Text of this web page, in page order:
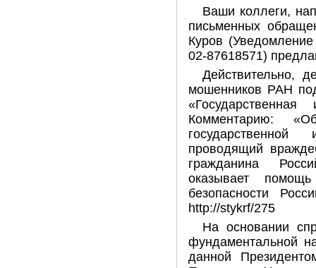
Ваши коллеги,
письменных
Куров
02-87618571)
Действительно,
мошенников РАН
Комментарию:
проводящий
гражданина
оказывает
безопасности
http://stykrf/275
На основании
фундаментальной
данной